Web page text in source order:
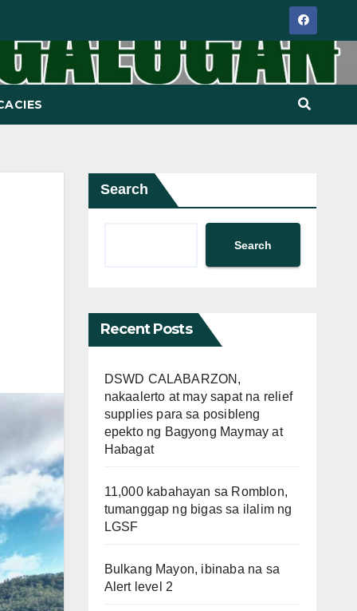
Search
Search
Recent Posts
DSWD CALABARZON,
nakaalerto at may sapat na relief
supplies para sa posibleng
epekto ng Bagyong Maymay at
Habagat
11,000 kabahayan sa Romblon,
tumanggap ng bigas sa ilalim ng
LGSF
Bulkang Mayon, ibinaba na sa
Alert level 2